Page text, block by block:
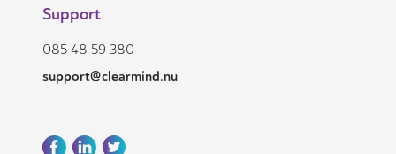
Support
085 48 59 380
support@clearmind.nu